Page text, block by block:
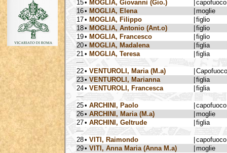
15• MOGLIA, Giovanni (Gio.)
capofuoco
16• MOGLIA, Elena
moglie
17• MOGLIA, Filippo
figlio
18• MOGLIA, Antonio (Ant.o)
figlio
19• MOGLIA, Francesco
figlio
20• MOGLIA, Madalena
figlia
21 • MOGLIA, Teresa figlia
22• VENTUROLI, Maria (M.a)
Capofuoco
23• VENTUROLI, Marianna
figlia
24• VENTUROLI, Francesca figlia
25• ARCHINI, Paolo
capofuoco
26• ARCHINI, Maria (M.a)
moglie
27• ARCHINI, Geltrude figlia
28• VITI, Raimondo
capofuoco
29• VITI, Anna Maria (Anna M.a)
moglie